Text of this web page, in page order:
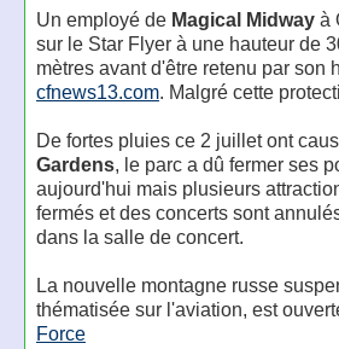
Un employé de Magical Midwayà
sur le Star Flyer à une hauteur de
mètres avant d'être retenu par son
cfnews13.com. Malgré cette
De fortes pluies ce 2 juillet ont
Gardens, le parc a dû fermer ses
aujourd'hui mais plusieurs
fermés et des concerts sont
dans la salle de concert.
La nouvelle montagne russe
thématisée sur l'aviation, est
Force